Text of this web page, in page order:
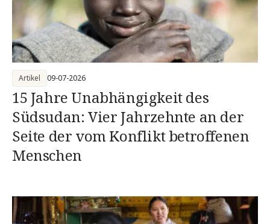
15 Jahre Unabhängigkeit des
Südsudan: Vier Jahrzehnte an der
Seite der vom Konflikt betroffenen
Menschen
Artikel 09-07-2026